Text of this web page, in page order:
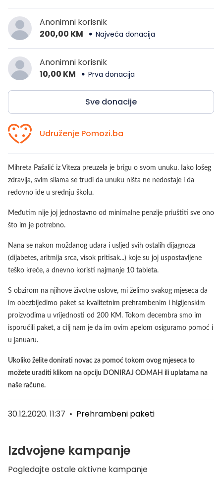
Anonimni korisnik
200,00 KM
Najveća donacija
Anonimni korisnik
10,00 KM
Prva donacija
Sve donacije
Udruženje Pomozi.ba
Mihreta Pašalić iz Viteza preuzela je brigu o svom unuku. Iako lošeg
zdravlja, svim silama se trudi da unuku ništa ne nedostaje i da
redovno ide u srednju školu.
Međutim nije joj jednostavno od minimalne penzije priuštiti sve ono
što im je potrebno.
Nana se nakon moždanog udara i usljed svih ostalih dijagnoza
(dijabetes, aritmija srca, visok pritisak...) koje su joj uspostavljene
teško kreće, a dnevno koristi najmanje 10 tableta.
S obzirom na njihove životne uslove, mi želimo svakog mjeseca da
im obezbijedimo paket sa kvalitetnim prehrambenim i higijenskim
proizvodima u vrijednosti od 200 KM. Tokom decembra smo im
isporučili paket, a cilj nam je da im ovim apelom osiguramo pomoć i
u januaru.
Ukoliko želite donirati novac za pomoć tokom ovog mjeseca to
možete uraditi klikom na opciju DONIRAJ ODMAH ili uplatama na
naše račune.
30.12.2020. 11:37 • Prehrambeni paketi
Izdvojene kampanje
Pogledajte ostale aktivne kampanje